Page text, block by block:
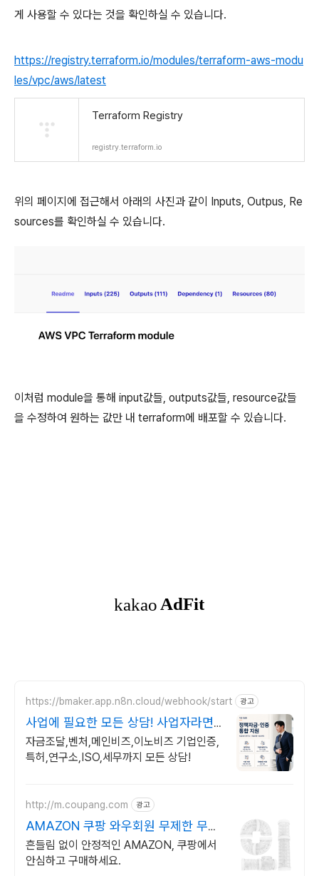
게 사용할 수 있다는 것을 확인하실 수 있습니다.
https://registry.terraform.io/modules/terraform-aws-modu
les/vpc/aws/latest
Terraform Registry
registry.terraform.io
위의 페이지에 접근해서 아래의 사진과 같이 Inputs, Outpus, Re
sources를 확인하실 수 있습니다.
이처럼 module을 통해 input값들, outputs값들, resource값들
을 수정하여 원하는 값만 내 terraform에 배포할 수 있습니다.
https://bmaker.app.n8n.cloud/webhook/start 광고
사업에 필요한 모든 상담! 사업자라면
무료 상담 가능!
자금조달,벤처,메인비즈,이노비즈 기업인증,
특허,연구소,ISO,세무까지 모든 상담!
http://m.coupang.com 광고
AMAZON 쿠팡 와우회원 무제한 무료
배송
흔들림 없이 안정적인 AMAZON, 쿠팡에서
안심하고 구매하세요.